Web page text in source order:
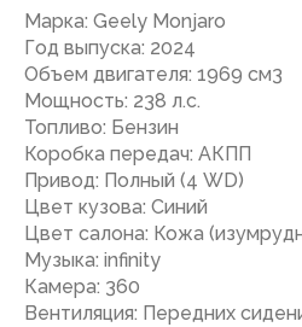
Марка: Geely Monjaro
Год выпуска: 2024
Объем двигателя: 1969 см3
Мощность: 238 л.с.
Топливо: Бензин
Коробка передач: АКПП
Привод: Полный (4 WD)
Цвет кузова: Синий
Цвет салона: Кожа
Музыка: infinity
Камера: 360
Вентиляция: Передних